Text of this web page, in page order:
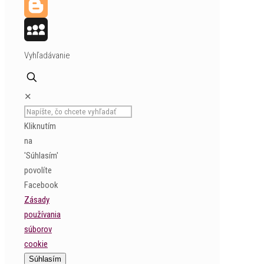
Reddit
Blogger
MySpace
Vyhľadávanie
✕
Kliknutím
na
'Súhlasím'
povolíte
Facebook
Zásady
používania
súborov
cookie
Súhlasím